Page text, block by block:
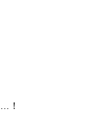
…！